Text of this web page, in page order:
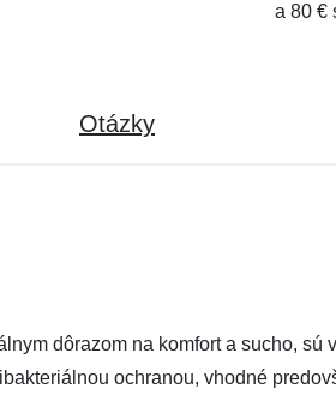
a 80 €
Otázky
dôrazom na komfort a sucho,
ochranou, vhodné